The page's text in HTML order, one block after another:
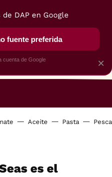
Aceite Pasta
es el
×
DAP en Google
fuente preferida
cuenta de Google